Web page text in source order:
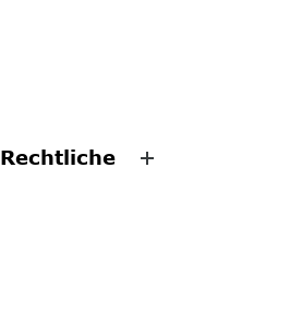
Rechtliche